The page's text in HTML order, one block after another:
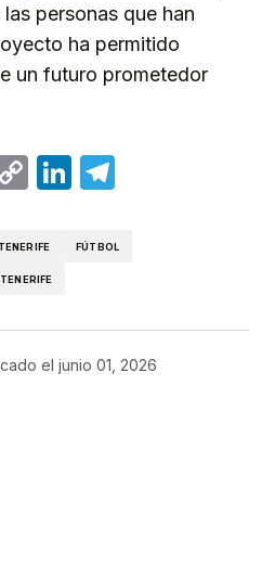
personas que han
ha permitido
un futuro prometedor
CopyLinkedIn
FÚTBOL
TENERIFE
el junio 01, 2026